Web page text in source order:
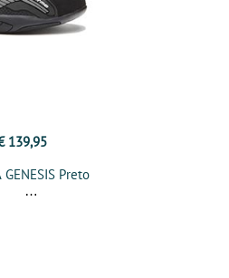
139,95
GENESIS Preto